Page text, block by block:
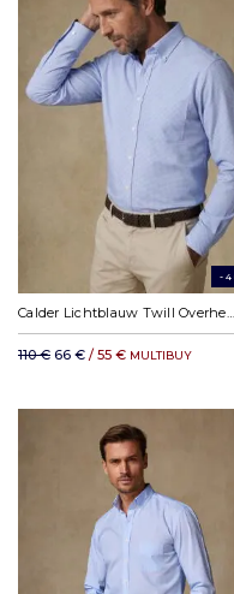
-
110 € 66 € / 55 € MULTIBUY